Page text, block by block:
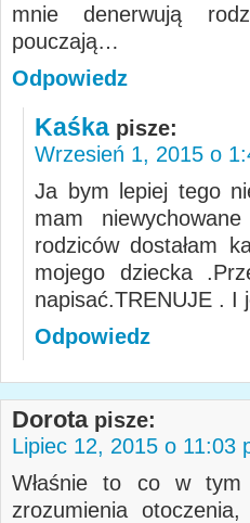
mnie denerwują
pouczają…
Odpowiedz
Kaśka pisze:
Wrzesień 1, 2015 o
Ja bym lepiej tego
mam
rodziców dostałam
mojego dziecka
napisać.TRENUJE . I
Odpowiedz
Dorota pisze:
Lipiec 12, 2015 o 11:03
Właśnie to co w
zrozumienia